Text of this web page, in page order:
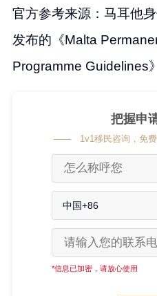
官方参考来源：马耳他
发布的《Malta
Programme Guidelines》
把握申
1v1移民咨询，免
中国+86
*信息已加密，请放心使用